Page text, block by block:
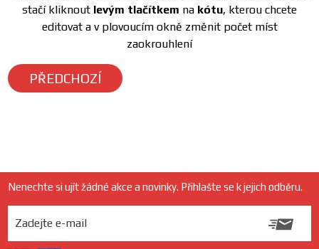
stačí kliknout levým tlačítkem na kótu, kterou chcete
editovat a v plovoucím okně změnit počet míst
zaokrouhlení
PŘEDCHOZÍ
Nenechte si ujít žádné akce a novinky. Přihlašte se k jejich odběru.